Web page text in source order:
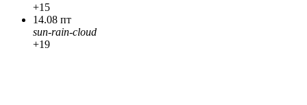
+15
14.08 пт
sun-rain-cloud
+19